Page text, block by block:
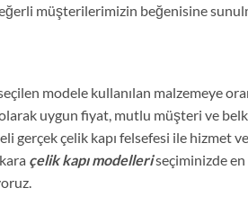
müşterilerimizin beğenisine
modele kullanılan malzemeye
uygun fiyat, mutlu müşteri ve
gerçek çelik kapı felsefesi ile hizmet
çelik kapı modelleriseçiminizde en